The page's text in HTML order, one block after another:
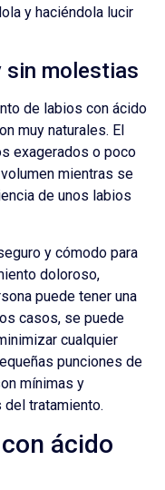
y haciéndola lucir
sin molestias
de labios con ácido
muy naturales. El
exagerados o poco
mientras se
de unos labios
y cómodo para
doloroso,
puede tener una
casos, se puede
cualquier
punciones de
mínimas y
tratamiento.
ácido